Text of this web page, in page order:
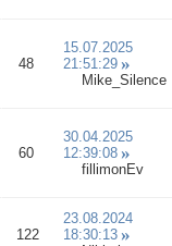
48
15.07.2025
21:51:29
Mike_Silence
60
30.04.2025
12:39:08
fillimonEv
122
23.08.2024
18:30:13